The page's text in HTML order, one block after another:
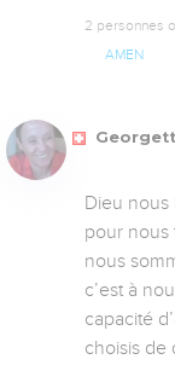
2 personnes
AMEN
Dieu nous
pour nous
nous
c’est à
capacité
choisis de